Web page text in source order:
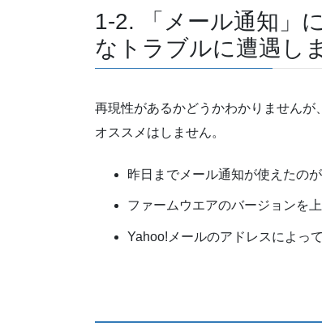
1-2. 「メール通知」
なトラブルに遭遇し
再現性があるかどうかわかりませんが
オススメはしません。
昨日までメール通知が使えたの
ファームウエアのバージョンを
Yahoo!メールのアドレスによっ